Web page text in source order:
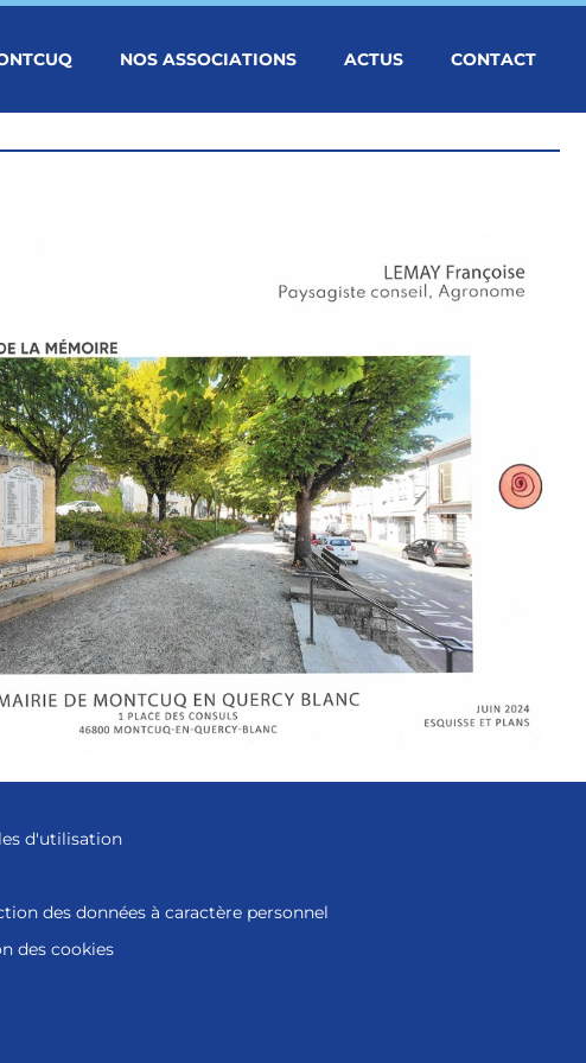
NOS ASSOCIATIONS ACTUS CONTACT
d'utilisation
des données à caractère personnel
des cookies